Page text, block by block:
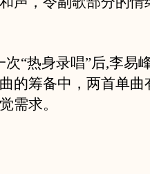
热身录唱”后,李易
的筹备中，两首单曲
需求。